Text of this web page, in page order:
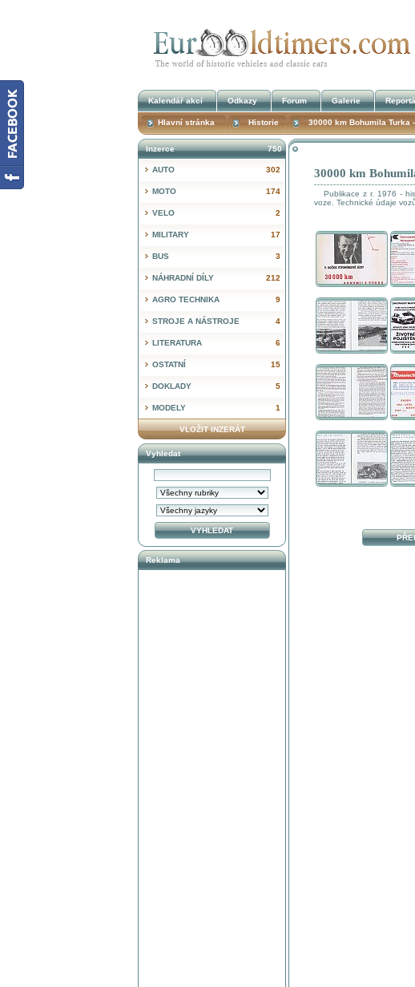
30000 km
Publikace z r. 1976 -
voze. Technické údaje vozů
750
Inzerce
302
AUTO
174
MOTO
2
VELO
17
MILITARY
3
BUS
212
NÁHRADNÍ DÍLY
9
AGRO TECHNIKA
4
STROJE A NÁSTROJE
6
LITERATURA
15
OSTATNÍ
5
DOKLADY
1
MODELY
VLOŽIT INZERÁT
Vyhledat
Reklama
Kalendář akcí Odkazy Forum Galerie
Hlavní stránka Historie 30000 km Bohumila Turka